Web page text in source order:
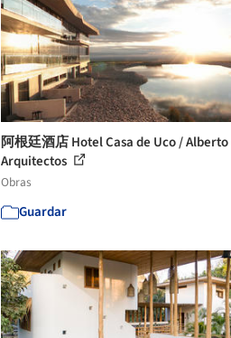
阿根廷酒店 Hotel Casa de Uco /
Arquitectos
Obras
Guardar